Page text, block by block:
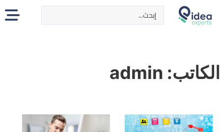
Search ...
الكاتب: admin